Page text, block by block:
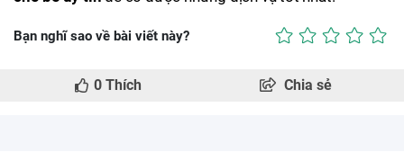
Bạn nghĩ sao về bài viết này?
0 Thích Chia sẻ